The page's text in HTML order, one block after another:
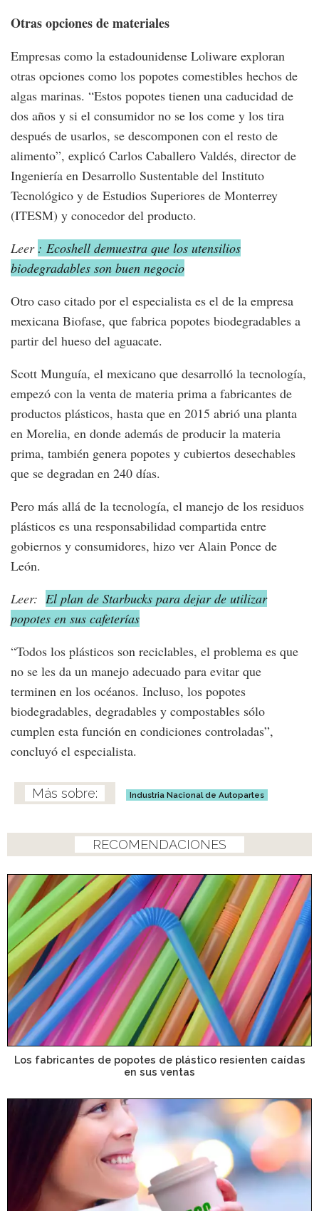
Otras opciones de materiales
Empresas como la estadounidense Loliware exploran
otras opciones como los popotes comestibles hechos de
algas marinas. “Estos popotes tienen una caducidad de
dos años y si el consumidor no se los come y los tira
después de usarlos, se descomponen con el resto de
alimento”, explicó Carlos Caballero Valdés, director de
Ingeniería en Desarrollo Sustentable del Instituto
Tecnológico y de Estudios Superiores de Monterrey
(ITESM) y conocedor del producto.
Leer : Ecoshell demuestra que los utensilios
biodegradables son buen negocio
Otro caso citado por el especialista es el de la empresa
mexicana Biofase, que fabrica popotes biodegradables a
partir del hueso del aguacate.
Scott Munguía, el mexicano que desarrolló la tecnología,
empezó con la venta de materia prima a fabricantes de
productos plásticos, hasta que en 2015 abrió una planta
en Morelia, en donde además de producir la materia
prima, también genera popotes y cubiertos desechables
que se degradan en 240 días.
Pero más allá de la tecnología, el manejo de los residuos
plásticos es una responsabilidad compartida entre
gobiernos y consumidores, hizo ver Alain Ponce de
León.
Leer: El plan de Starbucks para dejar de utilizar
popotes en sus cafeterías
“Todos los plásticos son reciclables, el problema es que
no se les da un manejo adecuado para evitar que
terminen en los océanos. Incluso, los popotes
biodegradables, degradables y compostables sólo
cumplen esta función en condiciones controladas”,
concluyó el especialista.
Industria Nacional de Autopartes
RECOMENDACIONES
Los fabricantes de popotes de plástico resienten caídas
en sus ventas